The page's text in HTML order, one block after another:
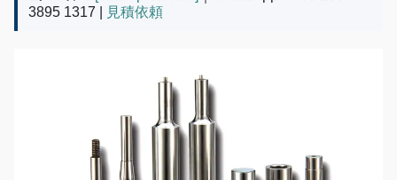
3895 1317 |
見積依頼